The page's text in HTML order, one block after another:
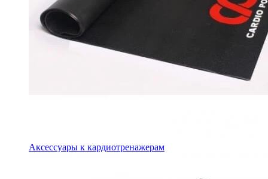
Аксессуары к кардиотренажерам